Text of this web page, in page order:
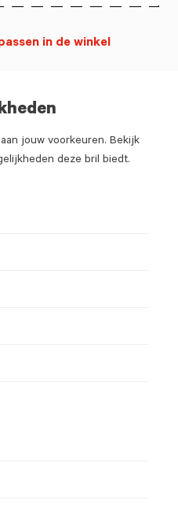
jouw voorkeuren. Bekijk
deze bril biedt.
in de winkel